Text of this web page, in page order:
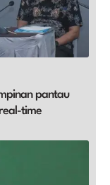
pantau
time